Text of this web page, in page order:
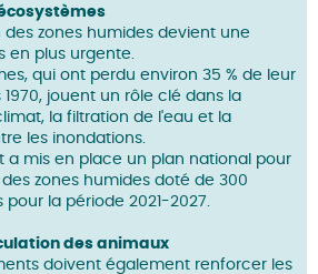
des zones humides devient une
en plus urgente.
qui ont perdu environ 35 % de leur
jouent un rôle clé dans la
la filtration de l'eau et la
les inondations.
a mis en place un plan national pour
zones humides doté de 300
pour la période 2021-2027.
des animaux
doivent également renforcer les